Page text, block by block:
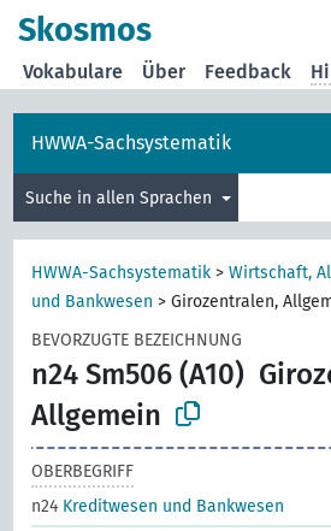
Skosmos
Vokabulare Über Feedback
HWWA-Sachsystematik
Suche in allen Sprachen
HWWA-Sachsystematik >Wirtschaft,
und Bankwesen >Girozentralen,
BEVORZUGTE BEZEICHNUNG
n24 Sm506 (A10)
Allgemein
OBERBEGRIFF
n24 Kreditwesen und Bankwesen